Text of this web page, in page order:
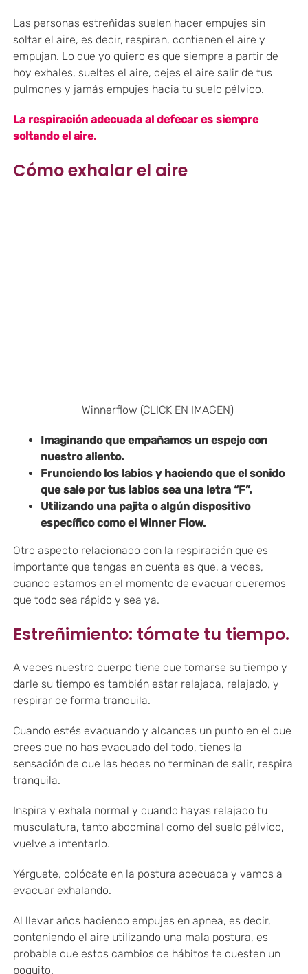
Las personas estreñidas suelen hacer empujes sin
soltar el aire, es decir, respiran, contienen el aire y
empujan. Lo que yo quiero es que siempre a partir de
hoy exhales, sueltes el aire, dejes el aire salir de tus
pulmones y jamás empujes hacia tu suelo pélvico.
La respiración adecuada al defecar es siempre
soltando el aire.
Cómo exhalar el aire
Winnerflow (CLICK EN IMAGEN)
Imaginando que empañamos un espejo con
nuestro aliento.
Frunciendo los labios y haciendo que el sonido
que sale por tus labios sea una letra “F”.
Utilizando una pajita o algún dispositivo
específico como el Winner Flow.
Otro aspecto relacionado con la respiración que es
importante que tengas en cuenta es que, a veces,
cuando estamos en el momento de evacuar queremos
que todo sea rápido y sea ya.
Estreñimiento: tómate tu tiempo.
A veces nuestro cuerpo tiene que tomarse su tiempo y
darle su tiempo es también estar relajada, relajado, y
respirar de forma tranquila.
Cuando estés evacuando y alcances un punto en el que
crees que no has evacuado del todo, tienes la
sensación de que las heces no terminan de salir, respira
tranquila.
Inspira y exhala normal y cuando hayas relajado tu
musculatura, tanto abdominal como del suelo pélvico,
vuelve a intentarlo.
Yérguete, colócate en la postura adecuada y vamos a
evacuar exhalando.
Al llevar años haciendo empujes en apnea, es decir,
conteniendo el aire utilizando una mala postura, es
probable que estos cambios de hábitos te cuesten un
poquito.